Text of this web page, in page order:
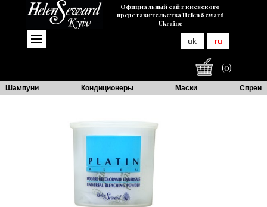
(0)
Официальный сайт киевского
представительства Helen Seward
Ukraine
uk ru
Шампуни Кондиционеры Маски Спреи